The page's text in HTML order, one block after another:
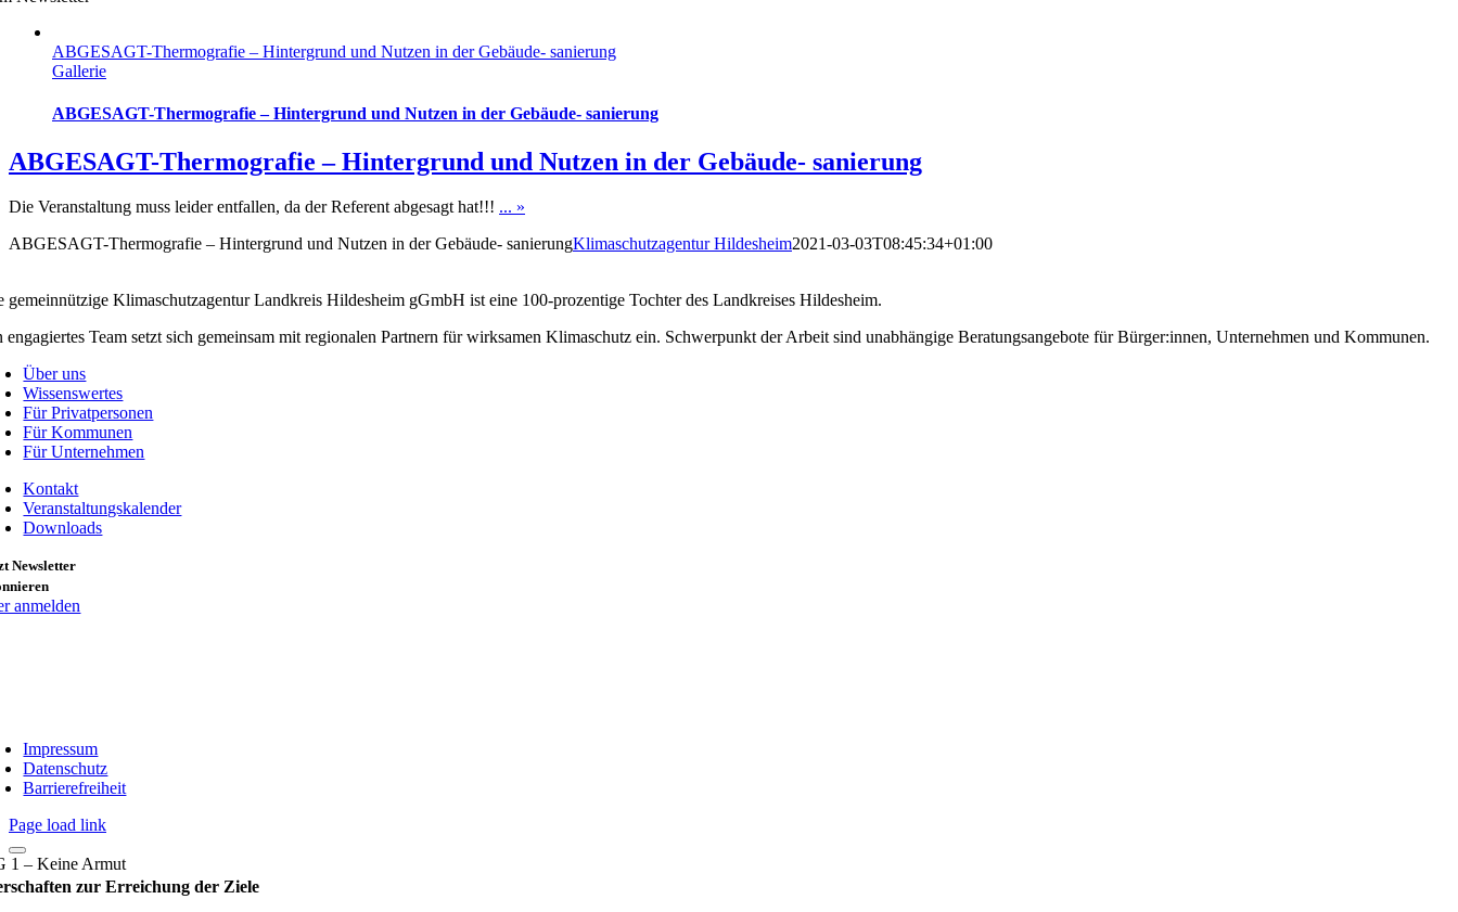
ABGESAGT-Thermografie – Hintergrund und Nutzen in der Gebäude- sanierung
Gallerie
ABGESAGT-Thermografie – Hintergrund und Nutzen in der Gebäude- sanierung
ABGESAGT-Thermografie – Hintergrund und Nutzen in der Gebäude- sanierung
Die Veranstaltung muss leider entfallen, da der Referent abgesagt hat!!! ... »
ABGESAGT-Thermografie – Hintergrund und Nutzen in der Gebäude- sanierungKlimaschutzagentur Hildesheim2021-03-03T08:45:34+01:00
gemeinnützige Klimaschutzagentur Landkreis Hildesheim gGmbH ist eine 100-prozentige Tochter des Landkreises Hildesheim.
engagiertes Team setzt sich gemeinsam mit regionalen Partnern für wirksamen Klimaschutz ein. Schwerpunkt der Arbeit sind unabhängige Beratungsangebote für Bürger:innen, Unternehmen und Kommunen.
Über uns
Wissenswertes
Für Privatpersonen
Für Kommunen
Für Unternehmen
Kontakt
Veranstaltungskalender
Downloads
Newsletter
anmelden
Impressum
Datenschutz
Barrierefreiheit
Page load link
zur Erreichung der Ziele